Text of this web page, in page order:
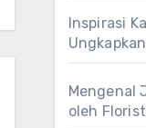
Inspirasi
Mengenal
oleh